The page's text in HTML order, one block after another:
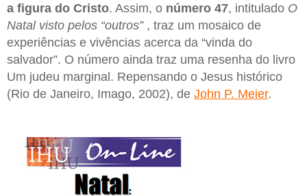
a figura do Cristo. Assim, o número 47, intitulado O
Natal visto pelos “outros” , traz um mosaico de
experiências e vivências acerca da “vinda do
salvador”. O número ainda traz uma resenha do livro
Um judeu marginal. Repensando o Jesus histórico
(Rio de Janeiro, Imago, 2002), de John P. Meier.